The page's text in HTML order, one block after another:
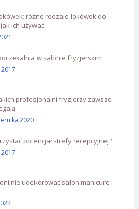
różne rodzaje lokówek do
ich używać
w salonie fryzjerskim
profesjonalni fryzjerzy zawsze
2020
potencjał strefy recepcyjnej?
udekorować salon manicure i